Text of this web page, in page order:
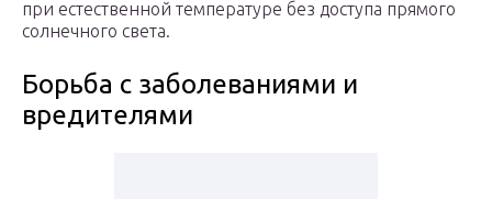
при естественной температуре без доступа прямого
солнечного света.
Борьба с заболеваниями и
вредителями